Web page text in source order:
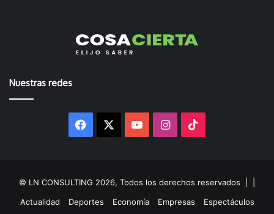
Nuestras redes
Facebook YouTubeInstagram
© LN CONSULTING 2026, Todos los derechos reservados |
Actualidad
Deportes Economía Empresas Espectáculos